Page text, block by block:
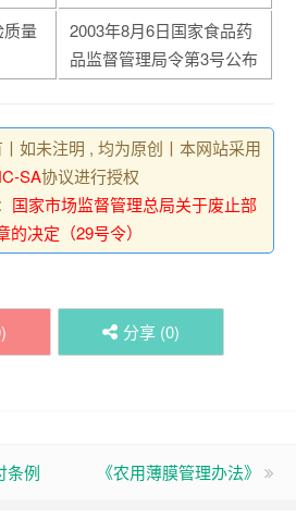
质量
2003年8月6日国家食品药
品监督管理局令第3号公布
如未注明 , 均为原创丨本网站采用
SA协议进行授权
国家市场监督管理总局关于废止部
的决定（29号令）
) 分享 (0)
条例 《农用薄膜管理办法》